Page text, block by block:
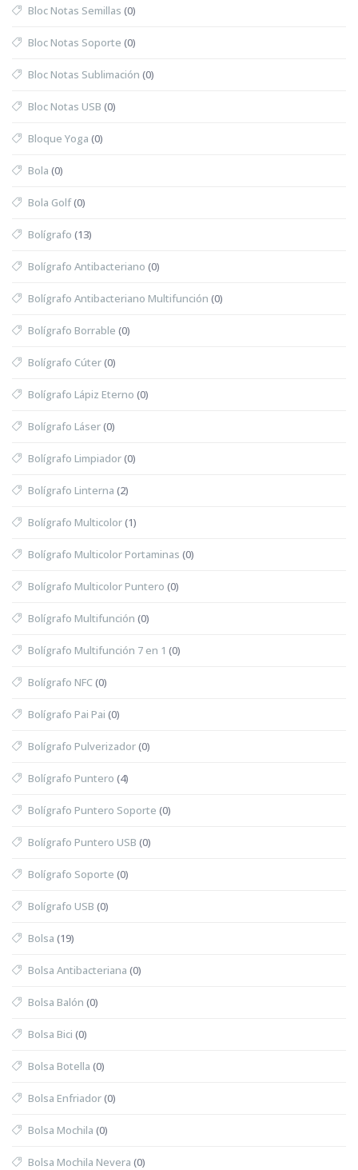
Bloc Notas Semillas (0)
Bloc Notas Soporte (0)
Bloc Notas Sublimación (0)
Bloc Notas USB (0)
Bloque Yoga (0)
Bola (0)
Bola Golf(0)
Bolígrafo (13)
Bolígrafo Antibacteriano (0)
Bolígrafo Antibacteriano Multifunción (0)
Bolígrafo Borrable (0)
Bolígrafo Cúter(0)
Bolígrafo Lápiz Eterno (0)
Bolígrafo Láser(0)
Bolígrafo Limpiador(0)
Bolígrafo Linterna (2)
Bolígrafo Multicolor(1)
Bolígrafo Multicolor Portaminas (0)
Bolígrafo Multicolor Puntero (0)
Bolígrafo Multifunción (0)
Bolígrafo Multifunción 7 en 1 (0)
Bolígrafo NFC(0)
Bolígrafo Pai Pai (0)
Bolígrafo Pulverizador(0)
Bolígrafo Puntero (4)
Bolígrafo Puntero Soporte (0)
Bolígrafo Puntero USB (0)
Bolígrafo Soporte (0)
Bolígrafo USB (0)
Bolsa (19)
Bolsa Antibacteriana (0)
Bolsa Balón (0)
Bolsa Bici (0)
Bolsa Botella (0)
Bolsa Enfriador(0)
Bolsa Mochila (0)
Bolsa Mochila Nevera (0)